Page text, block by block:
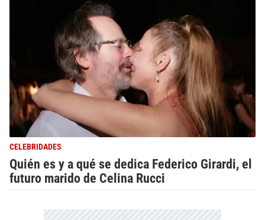
CELEBRIDADES
Quién es y a qué se dedica Federico Girardi, el
futuro marido de Celina Rucci